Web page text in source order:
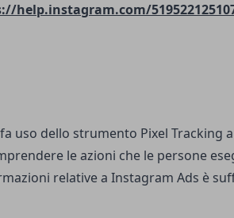
help.instagram.com/
uso dello strumento Pixel Tracking
le azioni che le persone
relative a Instagram Ads è